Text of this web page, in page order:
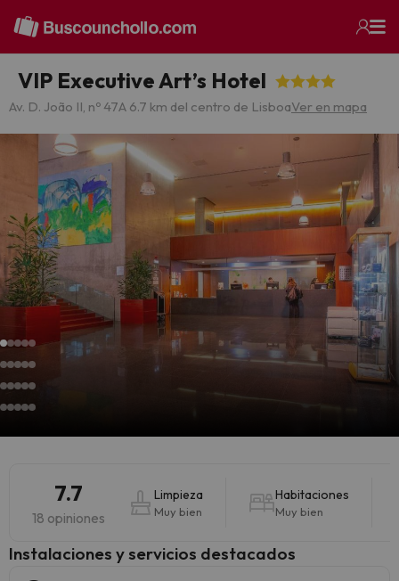
VIP Executive Art’s Hotel
Av. D. João II, nº 47A 6.7 km del centro de LisboaVer en mapa
7.7
18 opiniones
Limpieza
Muy bien
Habitaciones
Muy bien
Instalaciones y servicios destacados